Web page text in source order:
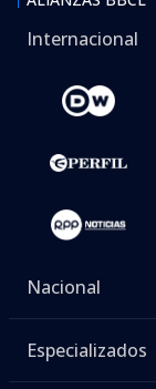
Internacional
Nacional
Especializados